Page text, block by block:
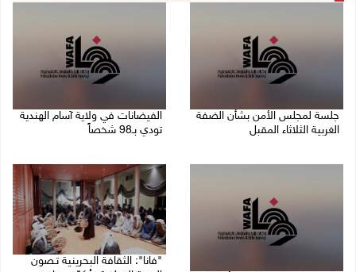
جلسة لمجلس الأمن بشأن الضفة
الغربية الثلاثاء المقبل
الفيضانات في ولاية آسام الهندية
تودي بـ98 شخصاً
"فانا": الثقافة البحرينية تـصون